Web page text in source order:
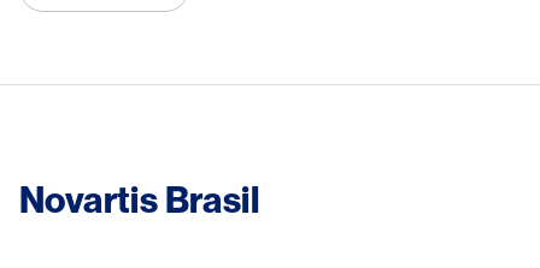
Novartis Brasil